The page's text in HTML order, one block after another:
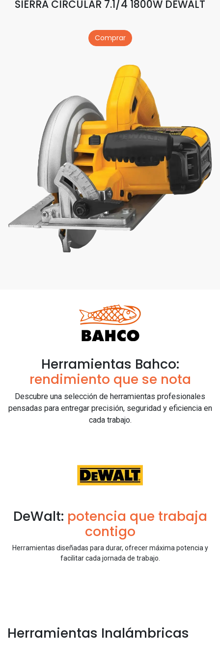
SIERRA CIRCULAR 7.1/4 1800W DEWALT
Comprar
Herramientas Bahco:
rendimiento que se nota
Descubre una selección de herramientas profesionales
pensadas para entregar precisión, seguridad y eficiencia en
cada trabajo.
DeWalt: potencia que trabaja
contigo
Herramientas diseñadas para durar, ofrecer máxima potencia y
facilitar cada jornada de trabajo.
Herramientas Inalámbricas